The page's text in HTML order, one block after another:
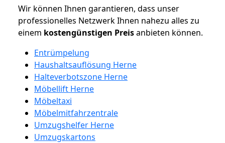
Wir können Ihnen garantieren, dass unser
professionelles Netzwerk Ihnen nahezu alles zu
einem kostengünstigen Preisanbieten können.
Entrümpelung
Haushaltsauflösung Herne
Halteverbotszone Herne
Möbellift Herne
Möbeltaxi
Möbelmitfahrzentrale
Umzugshelfer Herne
Umzugskartons